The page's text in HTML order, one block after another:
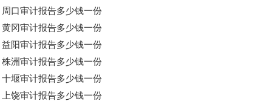
周口审计报告多少钱一份
黄冈审计报告多少钱一份
益阳审计报告多少钱一份
株洲审计报告多少钱一份
十堰审计报告多少钱一份
上饶审计报告多少钱一份